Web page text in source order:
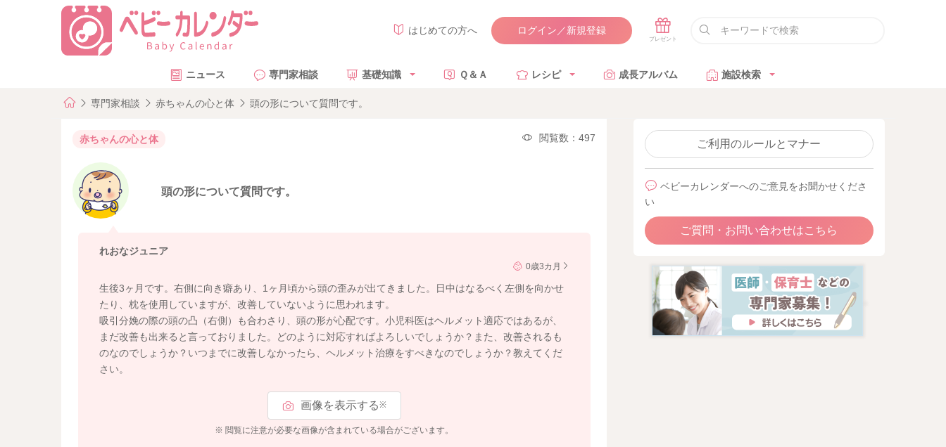
はじめての方へ ログイン／新規登録
ニュース 専門家相談 基礎知識 Ｑ＆Ａ レシピ 成長アルバム 施設検索
専門家相談 赤ちゃんの心と体 頭の形について質問です。
赤ちゃんの心と体 閲覧数：497
頭の形について質問です。
れおなジュニア
0歳3カ月
生後3ヶ月です。右側に向き癖あり、1ヶ月頃から頭の歪みが出てきました。日中はなるべく左側を向かせ
たり、枕を使用していますが、改善していないように思われます。
吸引分娩の際の頭の凸（右側）も合わさり、頭の形が心配です。小児科医はヘルメット適応ではあるが、
まだ改善も出来ると言っておりました。どのように対応すればよろしいでしょうか？また、改善されるも
のなのでしょうか？いつまでに改善しなかったら、ヘルメット治療をすべきなのでしょうか？教えてくだ
さい。
画像を表示する※
※ 閲覧に注意が必要な画像が含まれている場合がございます。
ご利用のルールとマナー
ベビーカレンダーへのご意見をお聞かせくださ
い
ご質問・お問い合わせはこちら